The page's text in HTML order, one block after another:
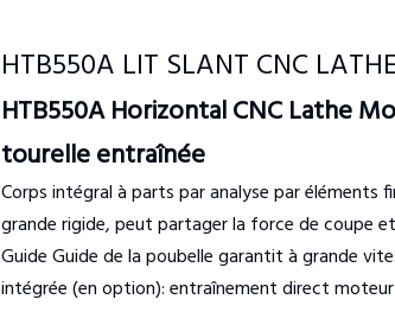
HTB550A LIT SLANT CNC LATHE
HTB550A Horizontal CNC Lathe
tourelle entraînée
Corps intégral à parts par analyse par éléments
grande rigide, peut partager la force de coupe
Guide Guide de la poubelle garantit à grande
intégrée (en option): entraînement direct